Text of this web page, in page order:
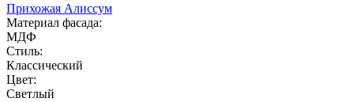
Прихожая Алиссум
Материал фасада:
МДФ
Стиль:
Классический
Цвет:
Светлый